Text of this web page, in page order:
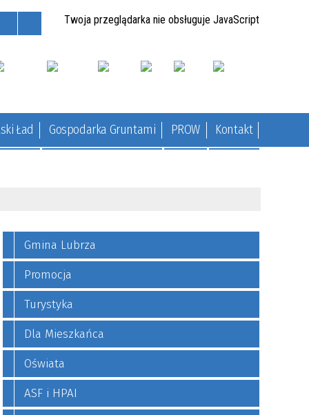
Twoja przeglądarka nie obsługuje JavaScript
Ład Gospodarka Gruntami PROW Kontakt
Gmina Lubrza
Promocja
Turystyka
Dla Mieszkańca
Oświata
ASF i HPAI